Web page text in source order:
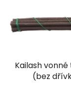
Kailash
(bez